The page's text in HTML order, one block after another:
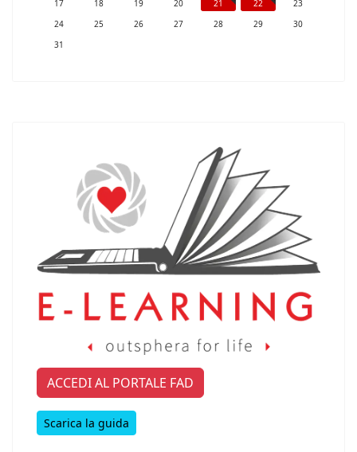
17
18 19 20 21 22
23
24
25 26 27 28 29
30
31
ACCEDI AL PORTALE FAD
Scarica la guida